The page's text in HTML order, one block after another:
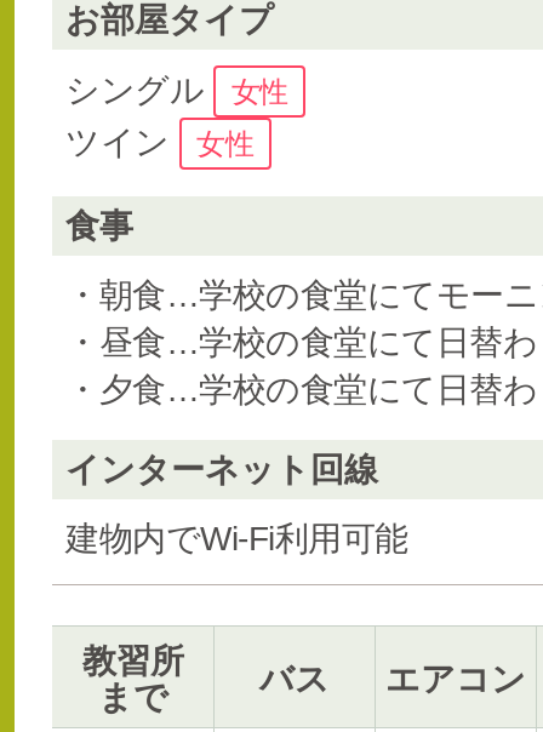
お部屋タイプ
シングル
女性
ツイン 女性
食事
・朝食…学校の食堂にてモー
・昼食…学校の食堂にて日替
・夕食…学校の食堂にて日替
インターネット回線
建物内でWi-Fi利用可能
教習所
まで
バス エアコン